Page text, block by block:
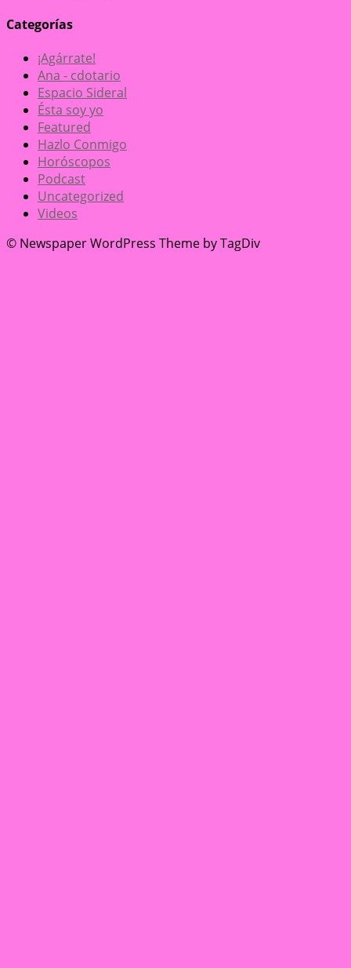
Categorías
¡Agárrate!
Ana - cdotario
Espacio Sideral
Ésta soy yo
Featured
Hazlo Conmigo
Horóscopos
Podcast
Uncategorized
Videos
© Newspaper WordPress Theme by TagDiv